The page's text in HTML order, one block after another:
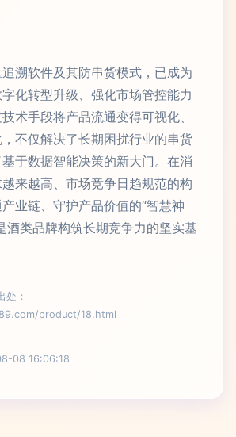
溯软件及其防串货模式，已成为
化转型升级、强化市场管控能力
术手段将产品流通变得可视化、
不仅解决了长期困扰行业的串货
于数据智能决策的新大门。在消
来越高、市场竞争日趋规范的构
业链、守护产品价值的“智慧神
酒类品牌构筑长期竞争力的坚实基
处：
product/18.html
08 16:06:18